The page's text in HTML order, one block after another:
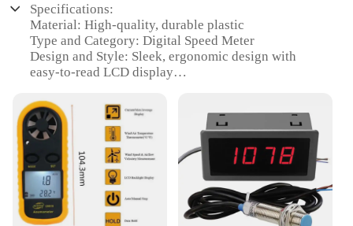
Specifications:
Material: High-quality, durable plastic
Type and Category: Digital Speed Meter
Design and Style: Sleek, ergonomic design with
easy-to-read LCD display
measurement scenarios, including automotive,
marine, and industrial applications
Performance and Property: Accurate, reliable
measurements with a wide range of speeds
Parts and Accessories: Comes with necessary
components for immediate use
Features: